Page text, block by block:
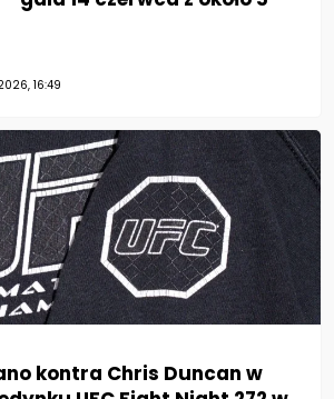
16:49
kontra Chris Duncan w